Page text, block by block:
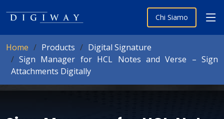
Chi Siamo
Home Products
Digital Signature
Sign Manager for HCL Notes and Verse – Sign
Attachments Digitally